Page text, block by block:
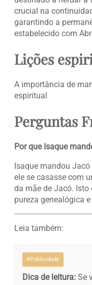
crucial na
garantindo a
estabelecido com
Lições
A importância de
espiritual
Perguntas
Por que Isaque
Isaque mandou
ele se casasse com
da mãe de Jacó.
pureza genealógica
Leia também:
#Publicidade
Dica de leitura: Se